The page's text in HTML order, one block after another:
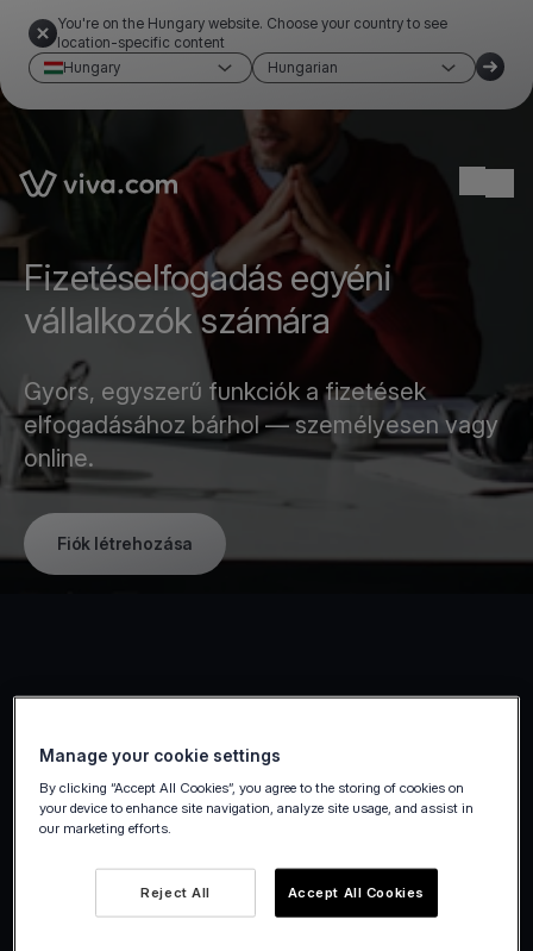
You're on the Hungary website. Choose your country to see
location-specific content
Hungary
Hungarian
Link to the homepage
Fizetéselfogadás egyéni
vállalkozók számára
Gyors, egyszerű funkciók a fizetések
elfogadásához bárhol — személyesen vagy
online.
Fiók létrehozása
Fogadj el kártyás fizetéseket bárhol,
bármikor
Fogadj el a fizetéseket a helyszínen, vagy
távolról, kifejezetten egyéni vállalkozók
számára készült eszközökkel. Az irodádban,
vagy az ügyfélnél, azonnal és biztonságosan
Manage your cookie settings
By clicking “Accept All Cookies”, you agree to the storing of cookies on
your device to enhance site navigation, analyze site usage, and assist in
our marketing efforts.
Reject All Accept All Cookies